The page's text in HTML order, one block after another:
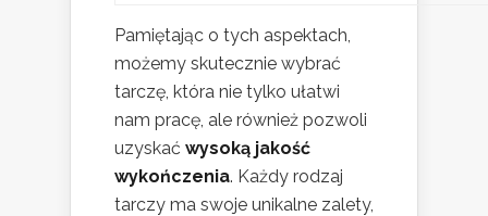
Pamiętając o tych aspektach,
możemy skutecznie wybrać
tarczę, która nie tylko ułatwi
nam pracę, ale również pozwoli
uzyskać wysoką jakość
wykończenia. Każdy rodzaj
tarczy ma swoje unikalne zalety,